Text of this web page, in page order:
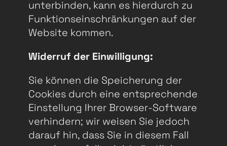
unterbinden, kann es hierdurch zu
Funktionseinschränkungen auf der
Website kommen.
Widerruf der Einwilligung:
Sie können die Speicherung der
Cookies durch eine entsprechende
Einstellung Ihrer Browser-Software
verhindern; wir weisen Sie jedoch
darauf hin, dass Sie in diesem Fall